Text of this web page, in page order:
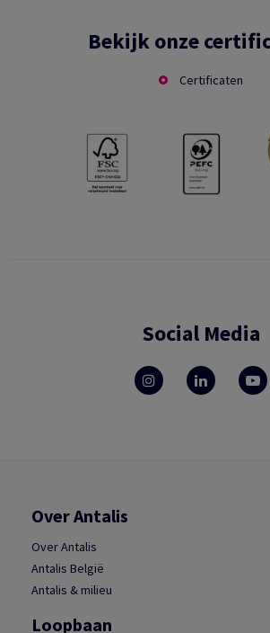
Bekijk onze
Certificaten
Social Media
Over Antalis
Over Antalis
Antalis België
Antalis & milieu
Loopbaan